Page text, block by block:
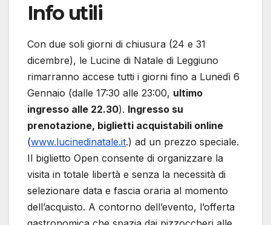
Info utili
Con due soli giorni di chiusura (24 e 31
dicembre), le Lucine di Natale di Leggiuno
rimarranno accese tutti i giorni fino a Lunedì 6
Gennaio (dalle 17:30 alle 23:00, ultimo
ingresso alle 22.30). Ingresso su
prenotazione, biglietti acquistabili online
(www.lucinedinatale.it.) ad un prezzo speciale.
Il biglietto Open consente di organizzare la
visita in totale libertà e senza la necessità di
selezionare data e fascia oraria al momento
dell’acquisto. A contorno dell’evento, l’offerta